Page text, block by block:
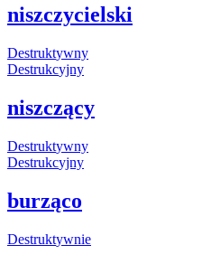
niszczycielski
Destruktywny
Destrukcyjny
niszczący
Destruktywny
Destrukcyjny
burząco
Destruktywnie